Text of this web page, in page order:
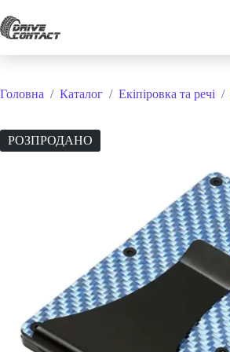
до
вмісту
Головна / Каталог / Екіпіровка та речі /
РОЗПРОДАНО